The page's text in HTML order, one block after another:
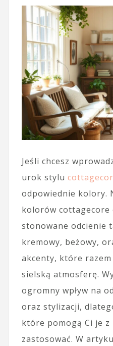
Jeśli chcesz
urok stylu
odpowiednie kolory.
kolorów cottagecore
stonowane odcienie
kremowy, beżowy,
akcenty, które
sielską atmosferę.
ogromny wpływ na
oraz stylizacji,
które pomogą Ci je z
zastosować. W